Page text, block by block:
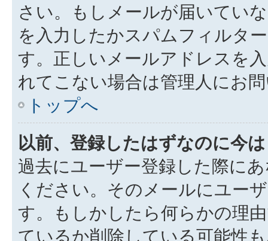
さい。もしメールが届いてい
を入力したかスパムフィルタ
す。正しいメールアドレスを
れてこない場合は管理人にお
トップへ
以前、登録したはずなのに今
過去にユーザー登録した際に
ください。そのメールにユー
す。もしかしたら何らかの理
ているか削除している可能性